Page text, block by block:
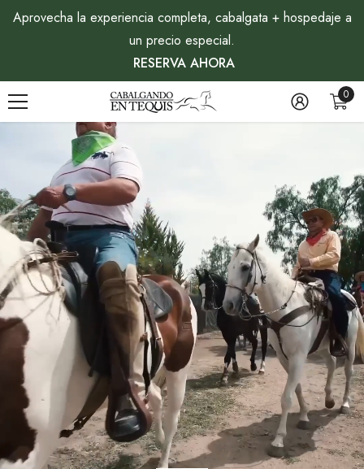
SALTAR AL CONTENIDO
Aprovecha la experiencia completa, cabalgata + hospedaje a
un precio especial.
RESERVA AHORA
0
0
RESERVA AQUÍ